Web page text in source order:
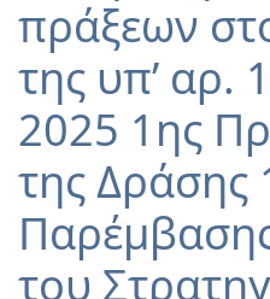
πράξεων
της υπ’ αρ.
2025 1ης
της Δράσης
του